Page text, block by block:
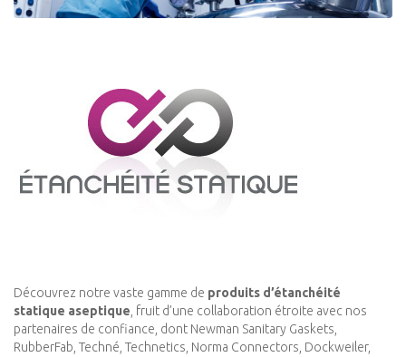
Découvrez notre vaste gamme de produits d’étanchéité
statique aseptique , fruit d’une collaboration étroite avec nos
partenaires de confiance, dont Newman Sanitary Gaskets,
RubberFab, Techné, Technetics, Norma Connectors, Dockweiler,